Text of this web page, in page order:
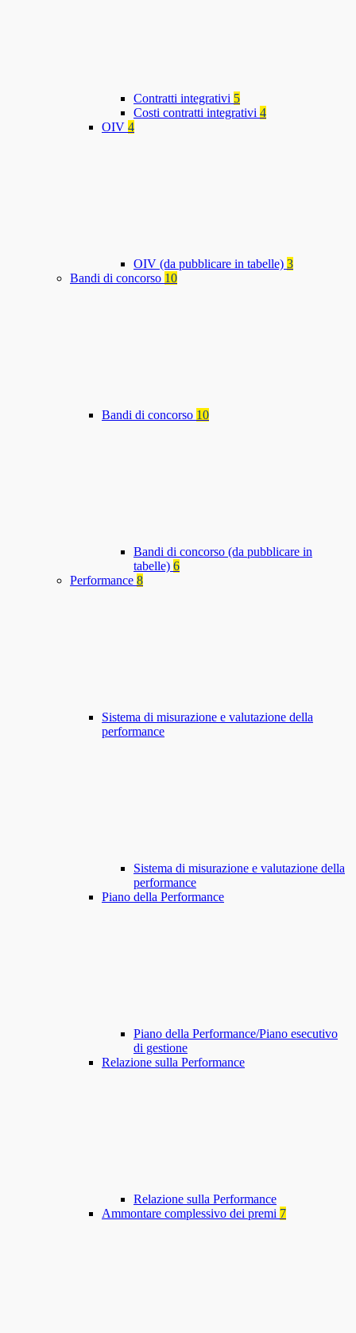
Contratti integrativi 5
Costi contratti integrativi 4
OIV 4
OIV (da pubblicare in tabelle) 3
Bandi di concorso 10
Bandi di concorso 10
Bandi di concorso (da pubblicare in
tabelle) 6
Performance 8
Sistema di misurazione e valutazione della
performance
Sistema di misurazione e valutazione della
performance
Piano della Performance
Piano della Performance/Piano esecutivo
di gestione
Relazione sulla Performance
Relazione sulla Performance
Ammontare complessivo dei premi 7